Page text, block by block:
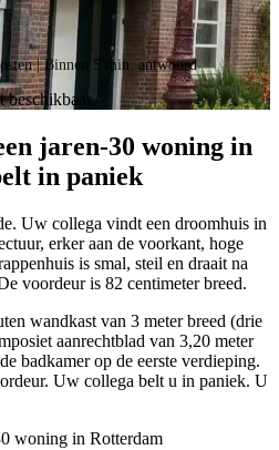
| Binnen 5 min. antwoord
beschikbaar
jaren-30 woning in
in paniek
Uw collega vindt een droomhuis in
erker aan de voorkant, hoge
is smal, steil en draait na
voordeur is 82 centimeter breed.
wandkast van 3 meter breed (drie
aanrechtblad van 3,20 meter
badkamer op de eerste verdieping.
Uw collega belt u in paniek. U